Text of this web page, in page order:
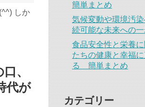
しか
、
代が
簡単まとめ
気候変動や環境汚
続可能な未来への
食品安全性と栄養
たちの健康と幸福
る 簡単まとめ
カテゴリー